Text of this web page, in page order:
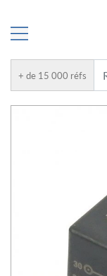
+ de 15 000 réfs